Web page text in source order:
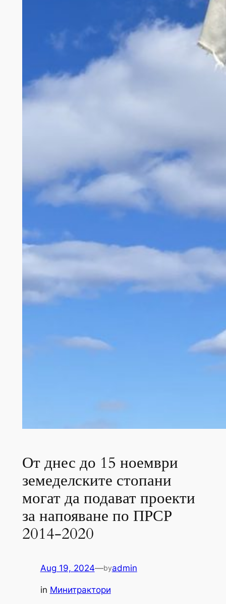
От днес до 15 ноември
земеделските стопани
могат да подават проекти
за напояване по ПРСР
2014-2020
Aug 19, 2024—byadmin
in Минитрактори